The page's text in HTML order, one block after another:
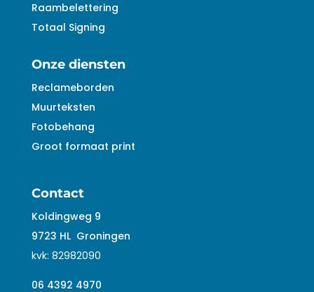
Raambelettering
Totaal Signing
Onze diensten
Reclameborden
Muurteksten
Fotobehang
Groot formaat print
Contact
Koldingweg 9
9723 HL Groningen
kvk: 82982090
06 4392 4970